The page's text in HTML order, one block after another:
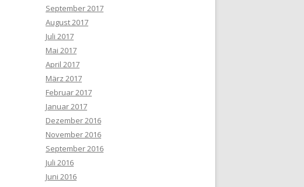
September 2017
August 2017
Juli 2017
Mai 2017
April 2017
März 2017
Februar 2017
Januar 2017
Dezember 2016
November 2016
September 2016
Juli 2016
Juni 2016